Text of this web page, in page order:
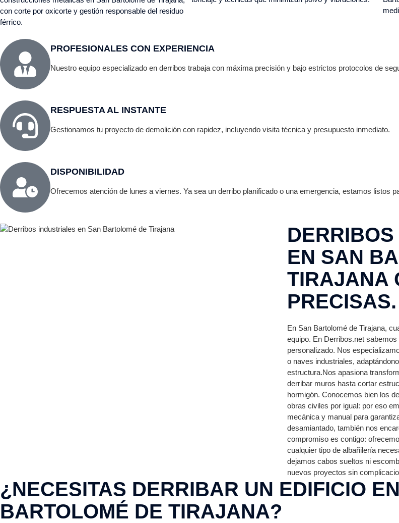
con corte por oxicorte y gestión responsable del residuo
férrico.
PROFESIONALES CON EXPERIENCIA
Nuestro equipo especializado en derribos trabaja con máxima precisión y bajo estrictos protocolos de
RESPUESTA AL INSTANTE
Gestionamos tu proyecto de demolición con rapidez, incluyendo visita técnica y presupuesto inmediato.
DISPONIBILIDAD
Ofrecemos atención de lunes a viernes. Ya sea un derribo planificado o una emergencia, estamos listos
EN SAN
TIRAJANA
PRECISAS.
En San Bartolomé de Tirajana,
equipo. En Derribos.net
personalizado. Nos
o naves industriales,
estructura.Nos apasiona
derribar muros hasta cortar
hormigón. Conocemos bien los
obras civiles por igual: por eso
mecánica y manual para
desamiantado, también nos
compromiso es contigo:
cualquier tipo de albañilería
dejamos cabos sueltos ni
nuevos proyectos sin
¿NECESITAS DERRIBAR UN EDIFICIO
BARTOLOMÉ DE TIRAJANA?